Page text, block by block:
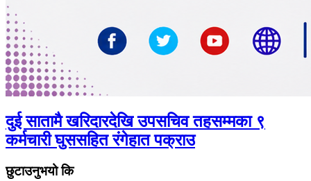
दुई सातामै खरिदारदेखि उपसचिव तहसम्मका ९
कर्मचारी घुससहित रंगेहात पक्राउ
छुटाउनुभयो कि